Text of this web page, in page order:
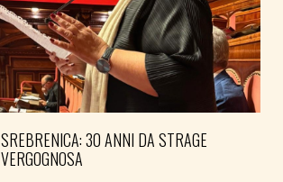
SREBRENICA: 30 ANNI DA STRAGE
VERGOGNOSA